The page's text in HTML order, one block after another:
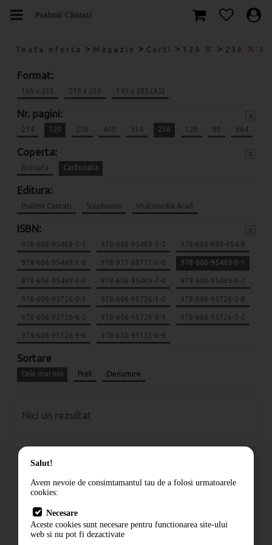
Toata oferta > Magazin > Carti > 120 > 256 >
Format:
165 x 235 210 x 210 145 x 205 (A5)
Nr. pagini:
274 120 270 400 334 256 120 80 664
Coperta:
Brosata Cartonata
Editura:
Psalmii Cantati Stephanus Multimedia Arad
ISBN:
978-606-95469-2-5 978-606-95469-3-2 978-606-698-054-8
978-606-95469-1-8 978-973-88771-6-0 978-606-95469-0-1
978-606-95469-6-3 978-606-95469-7-0 978-606-95469-8-7
978-606-95726-0-3 978-606-95726-1-0 978-606-95726-5-8
978-606-95726-6-5 978-606-95726-8-9 978-606-95726-7-2
978-606-95726-9-6 978-630-95153-0-8
Sortare
Cele mai noi Pret Denumire
Nici un rezultat
Cum comand
Livrare
Contact
Salut!
Avem nevoie de consimtamantul tau de a folosi urmatoarele
cookies:
Necesare
Aceste cookies sunt necesare pentru functionarea site-ului
web si nu pot fi dezactivate